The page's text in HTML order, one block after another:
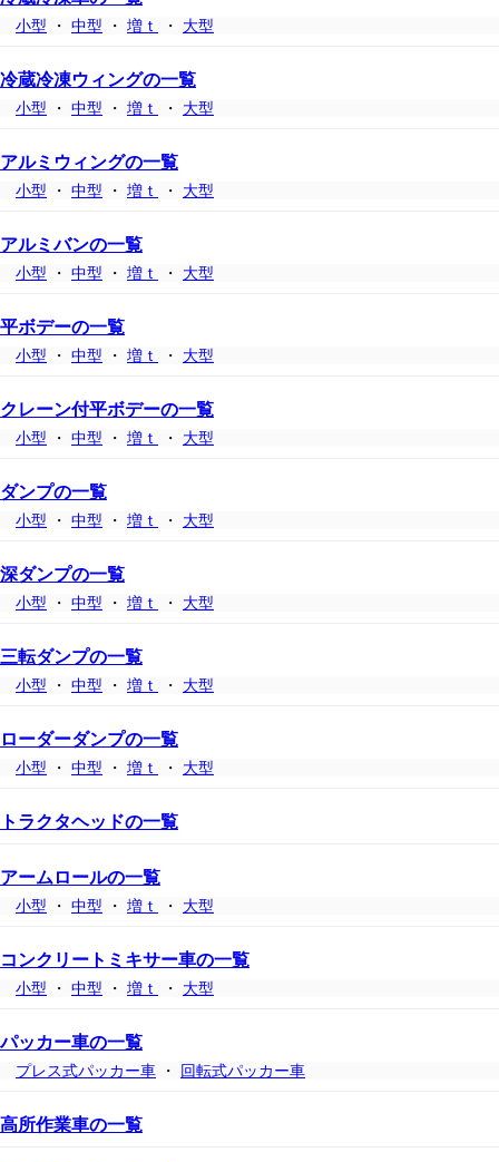
小型 ・ 中型 ・ 増ｔ ・ 大型
冷蔵冷凍ウィングの一覧
小型 ・ 中型 ・ 増ｔ ・ 大型
アルミウィングの一覧
小型 ・ 中型 ・ 増ｔ ・ 大型
アルミバンの一覧
小型 ・ 中型 ・ 増ｔ ・ 大型
平ボデーの一覧
小型 ・ 中型 ・ 増ｔ ・ 大型
クレーン付平ボデーの一覧
小型 ・ 中型 ・ 増ｔ ・ 大型
ダンプの一覧
小型 ・ 中型 ・ 増ｔ ・ 大型
深ダンプの一覧
小型 ・ 中型 ・ 増ｔ ・ 大型
三転ダンプの一覧
小型 ・ 中型 ・ 増ｔ ・ 大型
ローダーダンプの一覧
小型 ・ 中型 ・ 増ｔ ・ 大型
トラクタヘッドの一覧
アームロールの一覧
小型 ・ 中型 ・ 増ｔ ・ 大型
コンクリートミキサー車の一覧
小型 ・ 中型 ・ 増ｔ ・ 大型
パッカー車の一覧
プレス式パッカー車 ・ 回転式パッカー車
高所作業車の一覧